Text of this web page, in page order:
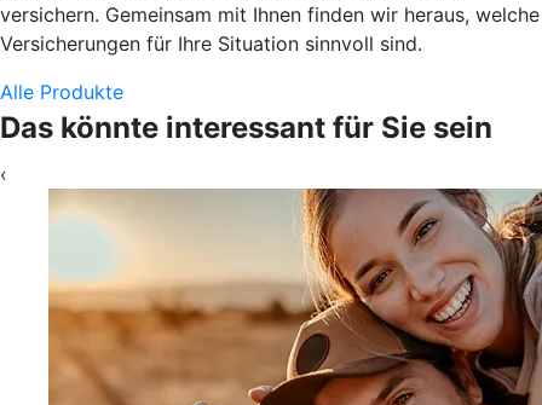
versichern. Gemeinsam mit Ihnen finden wir heraus, welche
Versicherungen für Ihre Situation sinnvoll sind.
Alle Produkte
Das könnte interessant für Sie sein
‹